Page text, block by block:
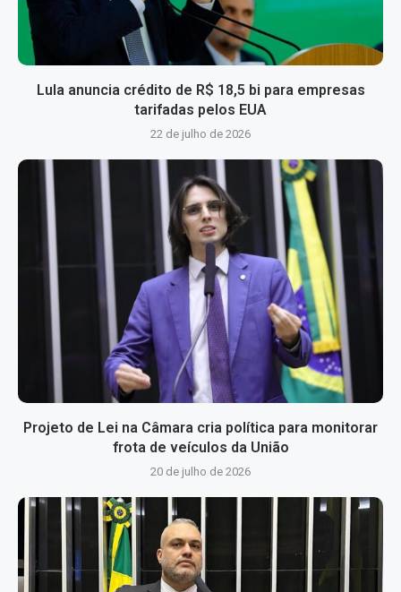
Lula anuncia crédito de R$ 18,5 bi para empresas
tarifadas pelos EUA
22 de julho de 2026
Projeto de Lei na Câmara cria política para monitorar
frota de veículos da União
20 de julho de 2026